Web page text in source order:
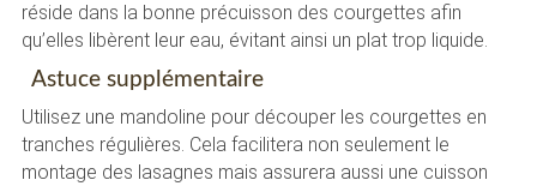
réside dans la bonne précuisson des courgettes afin
qu’elles libèrent leur eau, évitant ainsi un plat trop liquide.
Astuce supplémentaire
Utilisez une mandoline pour découper les courgettes en
tranches régulières. Cela facilitera non seulement le
montage des lasagnes mais assurera aussi une cuisson